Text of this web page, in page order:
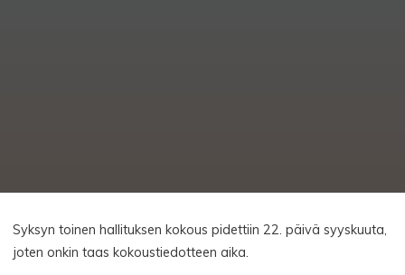
Syksyn toinen hallituksen kokous pidettiin 22. päivä syyskuuta,
joten onkin taas kokoustiedotteen aika.